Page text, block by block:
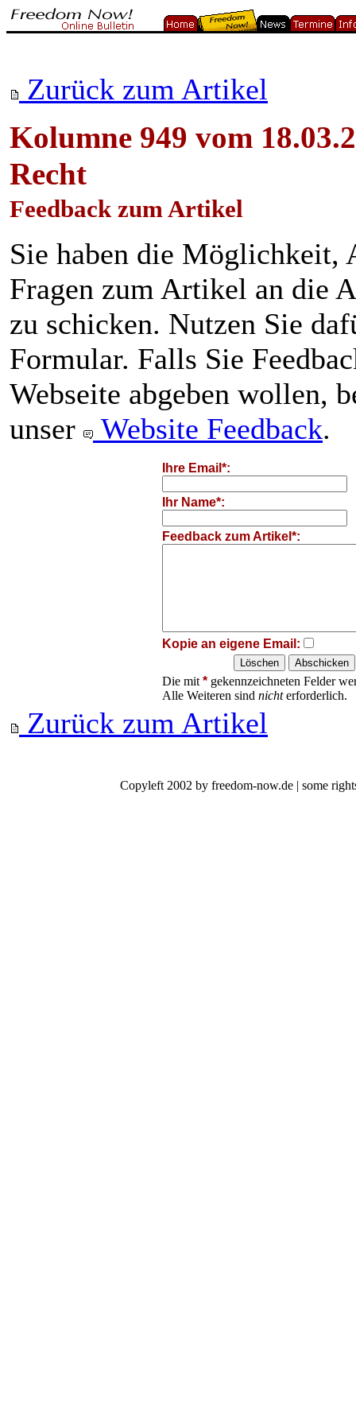
Zurück zum Artikel
Kolumne 949 vom
Recht
Feedback zum Artikel
Sie haben die Möglichkeit,
Fragen zum Artikel an die
zu schicken. Nutzen Sie
Formular. Falls Sie
Webseite abgeben wollen,
unser
Website Feedback.
Ihre Email*:
Ihr Name*:
Feedback zum Artikel*:
Kopie an eigene Email:
Die mit *gekennzeichneten Felder
Alle Weiteren sind nichterforderlich.
Zurück zum Artikel
Copyleft 2002 by freedom-now.de | some